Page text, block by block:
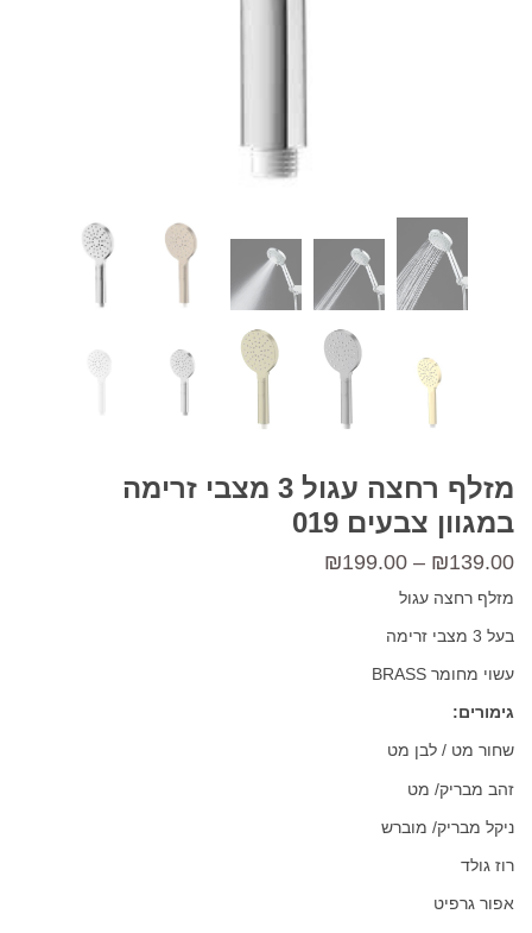
מזלף רחצה עגול 3 מצבי זרימה
במגוון צבעים 019
₪139.00
–
₪199.00
מזלף רחצה עגול
בעל 3 מצבי זרימה
עשוי מחומר BRASS
גימורים:
שחור מט / לבן מט
זהב מבריק/ מט
ניקל מבריק/ מוברש
רוז גולד
אפור גרפיט